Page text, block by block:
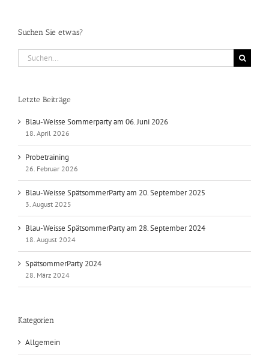
Suchen Sie etwas?
Suche
nach:
Letzte Beiträge
Blau-Weisse Sommerparty am 06. Juni 2026
18. April 2026
Probetraining
26. Februar 2026
Blau-Weisse SpätsommerParty am 20. September 2025
3. August 2025
Blau-Weisse SpätsommerParty am 28. September 2024
18. August 2024
SpätsommerParty 2024
28. März 2024
Kategorien
Allgemein